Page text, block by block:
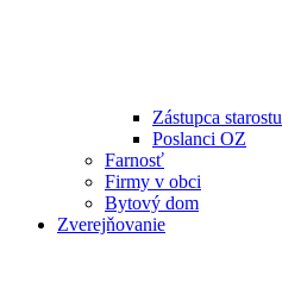
Zástupca starostu
Poslanci OZ
Farnosť
Firmy v obci
Bytový dom
Zverejňovanie